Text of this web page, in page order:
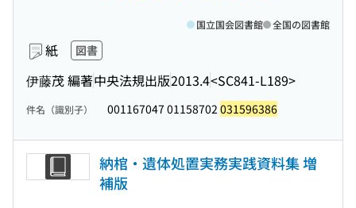
紙 図書
伊藤茂 編著中央法規出版2013.4<SC841-L189>
国立国会図書館 全国の図書館
件名（識別子） 001167047 01158702 031596386
納棺・遺体処置実務実践資料集 増
補版